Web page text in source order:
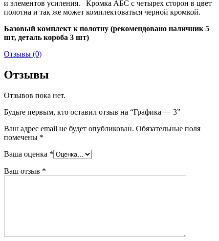
и элементов усиления. Кромка АБС с четырех сторон в цвет
полотна и так же может комплектоваться черной кромкой.
Базовый комплект к полотну (рекомендовано наличник 5
шт, деталь короба 3 шт)
Отзывы (0)
Отзывы
Отзывов пока нет.
Будьте первым, кто оставил отзыв на “Графика — 3”
Ваш адрес email не будет опубликован. Обязательные поля
помечены *
Ваша оценка *
Ваш отзыв *